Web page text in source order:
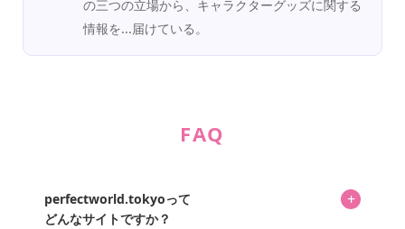
の三つの立場から、キャラクターグッズに関する
情報を...届けている。
FAQ
perfectworld.tokyoって
どんなサイトですか？
+